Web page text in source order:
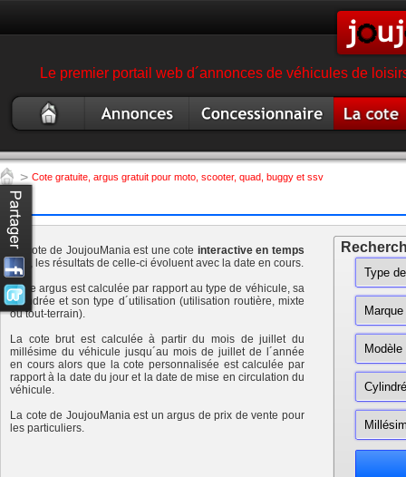
Le premier portail web d´annonces de véhicules de
occasion
scooter, quad
garage magasin moto moto,
> Cote gratuite, argus gratuit pour moto, scooter, quad, buggy et ssv
La cote de JoujouMania est une cote interactive en temps
réel
, les résultats de celle-ci évoluent avec la date en cours.
Cette argus est calculée par rapport au type de véhicule, sa
cylindrée et son type d´utilisation (utilisation routière, mixte
ou tout-terrain).
La cote brut est calculée à partir du mois de juillet du
millésime du véhicule jusqu´au mois de juillet de l´année
en cours alors que la cote personnalisée est calculée par
rapport à la date du jour et la date de mise en circulation du
véhicule.
La cote de JoujouMania est un argus de prix de vente pour
les particuliers.